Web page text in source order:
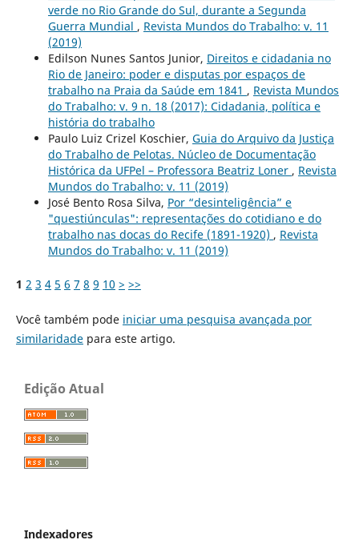
verde no Rio Grande do Sul, durante a Segunda
Guerra Mundial , Revista Mundos do Trabalho: v. 11
(2019)
Edilson Nunes Santos Junior, Direitos e cidadania no
Rio de Janeiro: poder e disputas por espaços de
trabalho na Praia da Saúde em 1841 , Revista Mundos
do Trabalho: v. 9 n. 18 (2017): Cidadania, política e
história do trabalho
Paulo Luiz Crizel Koschier, Guia do Arquivo da Justiça
do Trabalho de Pelotas. Núcleo de Documentação
Histórica da UFPel – Professora Beatriz Loner , Revista
Mundos do Trabalho: v. 11 (2019)
José Bento Rosa Silva, Por “desinteligência” e
"questiúnculas": representações do cotidiano e do
trabalho nas docas do Recife (1891-1920) , Revista
Mundos do Trabalho: v. 11 (2019)
1 2 3 4 5 6 7 8 9 10 > >>
Você também pode iniciar uma pesquisa avançada por
similaridadepara este artigo.
Edição Atual
Indexadores